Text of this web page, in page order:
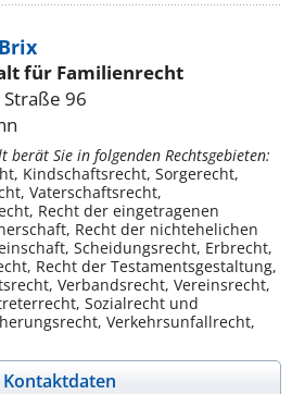
für Familienrecht
96
berät Sie in folgenden Rechtsgebieten:
Kindschaftsrecht, Sorgerecht,
Vaterschaftsrecht,
Recht der eingetragenen
Recht der nichtehelichen
Scheidungsrecht, Erbrecht,
Recht der Testamentsgestaltung,
Verbandsrecht, Vereinsrecht,
Sozialrecht und
Verkehrsunfallrecht,
Kontaktdaten